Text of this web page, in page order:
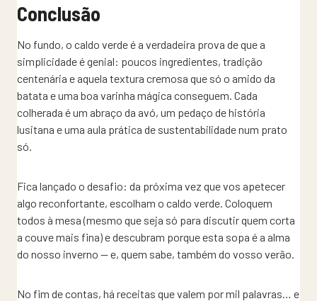
Conclusão
No fundo, o caldo verde é a verdadeira prova de que a
simplicidade é genial: poucos ingredientes, tradição
centenária e aquela textura cremosa que só o amido da
batata e uma boa varinha mágica conseguem. Cada
colherada é um abraço da avó, um pedaço de história
lusitana e uma aula prática de sustentabilidade num prato
só.
Fica lançado o desafio: da próxima vez que vos apetecer
algo reconfortante, escolham o caldo verde. Coloquem
todos à mesa (mesmo que seja só para discutir quem corta
a couve mais fina) e descubram porque esta sopa é a alma
do nosso inverno — e, quem sabe, também do vosso verão.
No fim de contas, há receitas que valem por mil palavras… e